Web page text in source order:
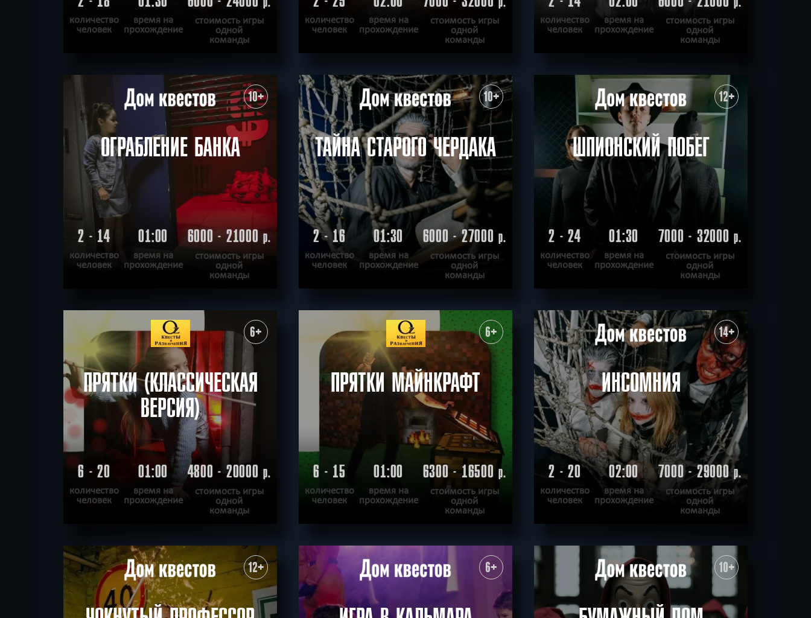
количество
человек
время на
прохождение
стоимость игры
одной
команды
ХОЧУ ПРОЙТИ | КВЕСТ ПРОЙДЕН
количество
человек
время на
прохождение
стоимость игры
одной
команды
ХОЧУ ПРОЙТИ | КВЕСТ ПРОЙДЕН
количество
человек
время на
прохождение
стоимость игры
одной
команды
ХОЧУ ПРОЙТИ | КВЕСТ ПРОЙДЕН
10+
ОГРАБЛЕНИЕ БАНКА
2 - 14
количество
человек
01:00
время на
прохождение
6000 - 21000р.
стоимость игры
одной
команды
| КВЕСТ ПРОЙДЕН
10+
ТАЙНА СТАРОГО ЧЕРДАКА
2 - 16
количество
человек
01:30
время на
прохождение
6000 - 27000р.
стоимость игры
одной
команды
ХОЧУ ПРОЙТИ | КВЕСТ ПРОЙДЕН
12+
ШПИОНСКИЙ ПОБЕГ
2 - 24
количество
человек
01:30
время на
прохождение
7000 - 32000р.
стоимость игры
одной
команды
ХОЧУ ПРОЙТИ | КВЕСТ ПРОЙДЕН
6+
ПРЯТКИ (КЛАССИЧЕСКАЯ
ВЕРСИЯ)
6 - 20
количество
человек
01:00
время на
прохождение
4800 - 20000р.
стоимость игры
одной
команды
ХОЧУ ПРОЙТИ | КВЕСТ ПРОЙДЕН
6+
ПРЯТКИ МАЙНКРАФТ
6 - 15
количество
человек
01:00
время на
прохождение
6300 - 16500р.
стоимость игры
одной
команды
ХОЧУ ПРОЙТИ | КВЕСТ ПРОЙДЕН
14+
ИНСОМНИЯ
2 - 20
количество
человек
02:00
время на
прохождение
7000 - 29000р.
стоимость игры
одной
команды
ХОЧУ ПРОЙТИ | КВЕСТ ПРОЙДЕН
12+ 6+ 10+